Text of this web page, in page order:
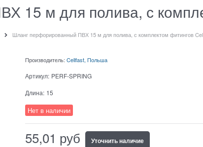
15 м для полива, с
Шланг перфорированный ПВХ 15 м для полива, с комплектом фитингов
Производитель: Cellfast, Польша
Артикул: PERF-SPRING
Длина: 15
Нет в наличии
55,01 руб Уточнить наличие